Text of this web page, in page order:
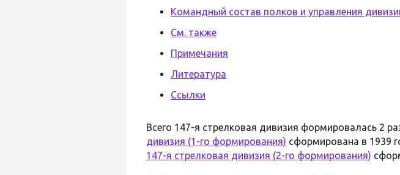
Командный состав полков и управления
См. также
Примечания
Литература
Ссылки
Всего 147-я стрелковая дивизия формировалась 2
дивизия (1-го формирования) сформирована в 1939
147-я стрелковая дивизия (2-го формирования)